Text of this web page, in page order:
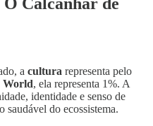
Calcanhar de
a cultura representa pelo
World, ela representa 1%. A
identidade e senso de
saudável do ecossistema.